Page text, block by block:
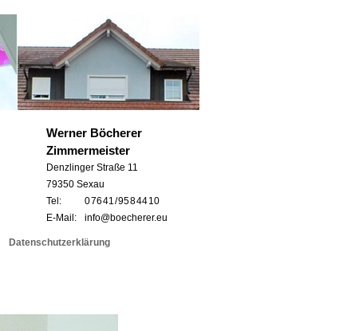
Werner Böcherer
Zimmermeister
Denzlinger Straße 11
79350 Sexau
Tel:
0 76 41 / 95 8 44 10
E-Mail:
info@boecherer.eu
Datenschutzerklärung